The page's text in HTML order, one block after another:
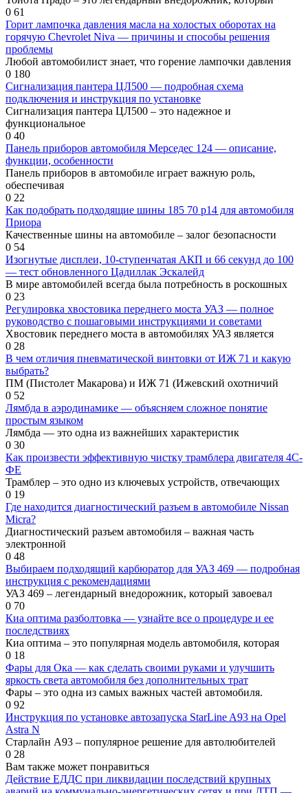
0 61
Горит лампочка давления масла на холостых оборотах на
горячую Chevrolet Niva — причины и способы решения
проблемы
Любой автомобилист знает, что горение лампочки давления
0 180
Сигнализация пантера ЦЛ500 — подробная схема
подключения и инструкция по установке
Сигнализация пантера ЦЛ500 – это надежное и
функциональное
0 40
Панель приборов автомобиля Мерседес 124 — описание,
функции, особенности
Панель приборов в автомобиле играет важную роль,
обеспечивая
0 22
Как подобрать подходящие шины 185 70 р14 для автомобиля
Приора
Качественные шины на автомобиле – залог безопасности
0 54
Изогнутые дисплеи, 10-ступенчатая АКП и 66 секунд до 100
— тест обновленного Цадиллак Эскалейд
В мире автомобилей всегда была потребность в роскошных
0 23
Регулировка хвостовика переднего моста УАЗ — полное
руководство с пошаговыми инструкциями и советами
Хвостовик переднего моста в автомобилях УАЗ является
0 28
В чем отличия пневматической винтовки от ИЖ 71 и какую
выбрать?
ПМ (Пистолет Макарова) и ИЖ 71 (Ижевский охотничий
0 52
Лямбда в аэродинамике — объясняем сложное понятие
простым языком
Лямбда — это одна из важнейших характеристик
0 30
Как произвести эффективную чистку трамблера двигателя 4С-
ФЕ
Трамблер – это одно из ключевых устройств, отвечающих
0 19
Где находится диагностический разъем в автомобиле Nissan
Micra?
Диагностический разъем автомобиля – важная часть
электронной
0 48
Выбираем подходящий карбюратор для УАЗ 469 — подробная
инструкция с рекомендациями
УАЗ 469 – легендарный внедорожник, который завоевал
0 70
Киа оптима разболтовка — узнайте все о процедуре и ее
последствиях
Киа оптима – это популярная модель автомобиля, которая
0 18
Фары для Ока — как сделать своими руками и улучшить
яркость света автомобиля без дополнительных трат
Фары – это одна из самых важных частей автомобиля.
0 92
Инструкция по установке автозапуска StarLine A93 на Opel
Astra N
Старлайн А93 – популярное решение для автолюбителей
0 28
Вам также может понравиться
Действие ЕДДС при ликвидации последствий крупных